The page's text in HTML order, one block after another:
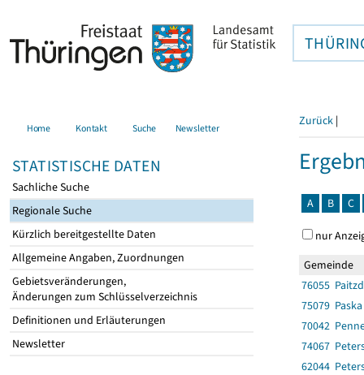
Home Kontakt Suche Newsletter
STATISTISCHE DATEN
Sachliche Suche
Regionale Suche
Kürzlich bereitgestellte Daten
Allgemeine Angaben, Zuordnungen
Gebietsveränderungen,
Änderungen zum Schlüsselverzeichnis
Definitionen und Erläuterungen
Newsletter
Zurück |
A B C
nur
Gemeinde
76055
75079 Paska
70042
74067
62044